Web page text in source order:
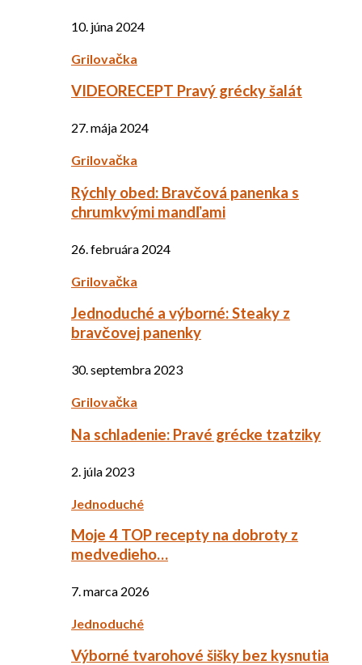
10. júna 2024
Grilovačka
VIDEORECEPT Pravý grécky šalát
27. mája 2024
Grilovačka
Rýchly obed: Bravčová panenka s
chrumkvými mandľami
26. februára 2024
Grilovačka
Jednoduché a výborné: Steaky z
bravčovej panenky
30. septembra 2023
Grilovačka
Na schladenie: Pravé grécke tzatziky
2. júla 2023
Jednoduché
Moje 4 TOP recepty na dobroty z
medvedieho…
7. marca 2026
Jednoduché
Výborné tvarohové šišky bez kysnutia